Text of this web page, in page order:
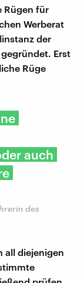
Rügen für
Werberat
der
Erst
Rüge
auch
des
all diejenigen